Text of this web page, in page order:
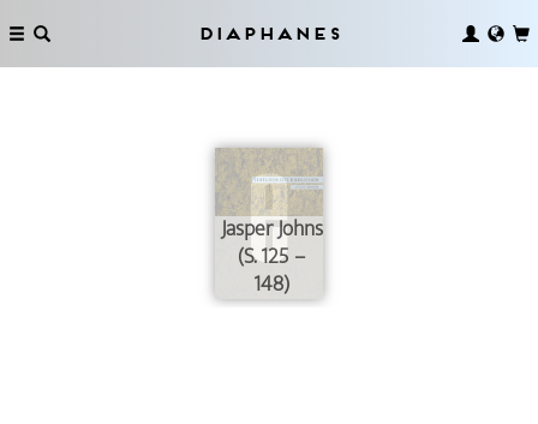
Diaphanes
Jasper Johns
(S. 125 –
148)